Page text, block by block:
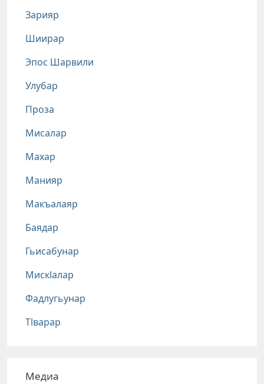
Зарияр
Шиирар
Эпос Шарвили
Улубар
Проза
Мисалар
Махар
Манияр
Макъалаяр
Баядар
Гьисабунар
Мискlалар
Фадлугьунар
Тlварар
Медиа